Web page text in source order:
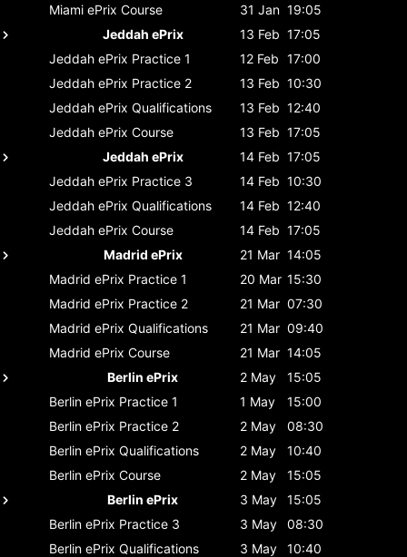
Miami ePrix Course 31 Jan 19:05
Jeddah ePrix
13 Feb 17:05
Jeddah ePrix Practice 1 12 Feb 17:00
Jeddah ePrix Practice 2 13 Feb 10:30
Jeddah ePrix Qualifications 13 Feb 12:40
Jeddah ePrix Course 13 Feb 17:05
Jeddah ePrix
14 Feb 17:05
Jeddah ePrix Practice 3 14 Feb 10:30
Jeddah ePrix Qualifications 14 Feb 12:40
Jeddah ePrix Course 14 Feb 17:05
Madrid ePrix
21 Mar 14:05
Madrid ePrix Practice 1 20 Mar 15:30
Madrid ePrix Practice 2 21 Mar 07:30
Madrid ePrix Qualifications 21 Mar 09:40
Madrid ePrix Course 21 Mar 14:05
Berlin ePrix
2 May
15:05
Berlin ePrix Practice 1 1 May
15:00
Berlin ePrix Practice 2 2 May
08:30
Berlin ePrix Qualifications 2 May
10:40
Berlin ePrix Course 2 May
15:05
Berlin ePrix
3 May
15:05
Berlin ePrix Practice 3 3 May
08:30
Berlin ePrix Qualifications 3 May
10:40